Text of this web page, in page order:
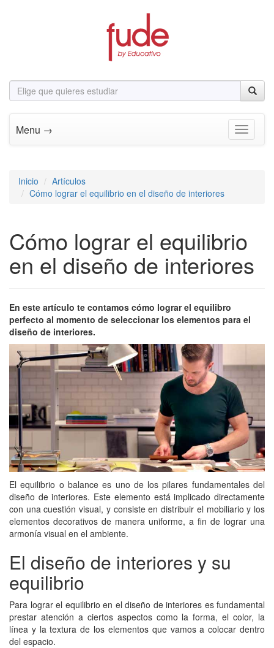
Menu → Toggle
Inicio
Artículos
Cómo lograr el equilibrio en el diseño de interiores
Cómo lograr el equilibrio
en el diseño de interiores
En este artículo te contamos cómo lograr el equilibro
perfecto al momento de seleccionar los elementos para el
diseño de interiores.
El equilibrio o balance es uno de los pilares fundamentales del
diseño de interiores. Este elemento está implicado directamente
con una cuestión visual, y consiste en distribuir el mobiliario y los
elementos decorativos de manera uniforme, a fin de lograr una
armonía visual en el ambiente.
El diseño de interiores y su
equilibrio
Para lograr el equilibrio en el diseño de interiores es fundamental
prestar atención a ciertos aspectos como la forma, el color, la
línea y la textura de los elementos que vamos a colocar dentro
del espacio.